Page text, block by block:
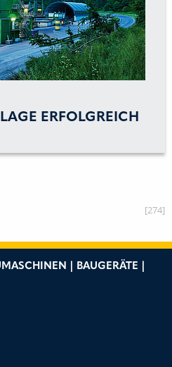
[274]
| BAUGERÄTE |